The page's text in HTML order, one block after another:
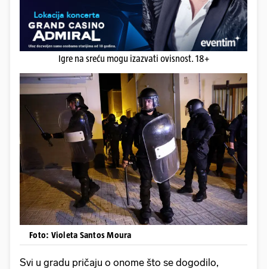
Igre na sreću mogu izazvati ovisnost. 18+
Foto: Violeta Santos Moura
Svi u gradu pričaju o onome što se dogodilo,